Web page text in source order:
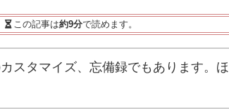
この記事は約9分で読めます。
スタマイズ、忘備録でもあります。